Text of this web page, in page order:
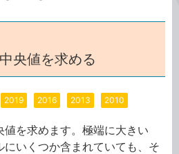
央値を求める
2019 2016 2013 2010
値を求めます。極端に大きい
にいくつか含まれていても、そ